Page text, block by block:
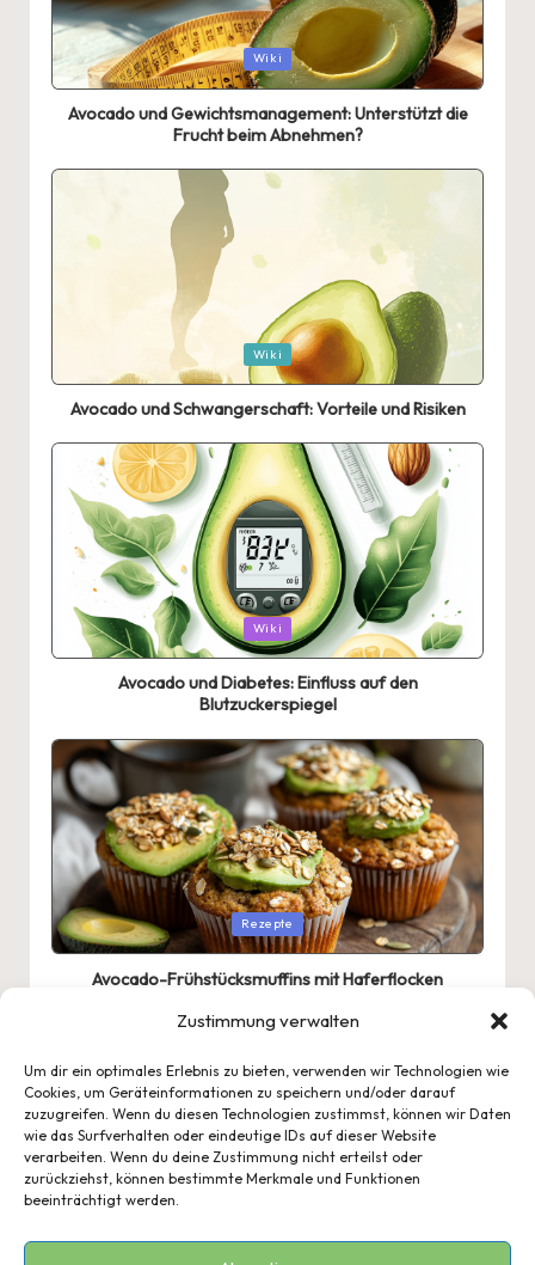
Zustimmung verwalten
Um dir ein optimales Erlebnis zu bieten, verwenden wir Technologien wie
Cookies, um Geräteinformationen zu speichern und/oder darauf
zuzugreifen. Wenn du diesen Technologien zustimmst, können wir Daten
wie das Surfverhalten oder eindeutige IDs auf dieser Website
verarbeiten. Wenn du deine Zustimmung nicht erteilst oder
zurückziehst, können bestimmte Merkmale und Funktionen
beeinträchtigt werden.
Posted
in
Wiki
Avocado und Gewichtsmanagement: Unterstützt die
Frucht beim Abnehmen?
Wiki
Avocado und Schwangerschaft: Vorteile und Risiken
Posted
Wiki
Avocado und Diabetes: Einfluss auf den
Blutzuckerspiegel
Posted
in
Rezepte
Avocado-Frühstücksmuffins mit Haferflocken